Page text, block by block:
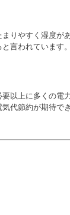
りやすく湿度が
言われています
以上に多くの電
代節約が期待で